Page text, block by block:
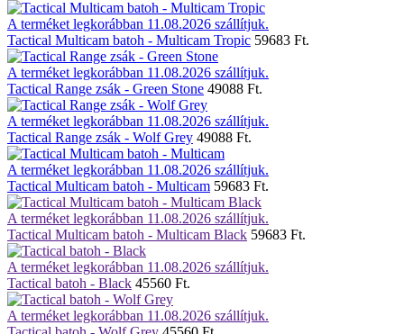
A terméket legkorábban 11.08.2026 szállítjuk.
Tactical Multicam batoh - Multicam Tropic 59683 Ft.
A terméket legkorábban 11.08.2026 szállítjuk.
Tactical Range zsák - Green Stone 49088 Ft.
A terméket legkorábban 11.08.2026 szállítjuk.
Tactical Range zsák - Wolf Grey 49088 Ft.
A terméket legkorábban 11.08.2026 szállítjuk.
Tactical Multicam batoh - Multicam 59683 Ft.
A terméket legkorábban 11.08.2026 szállítjuk.
Tactical Multicam batoh - Multicam Black 59683 Ft.
A terméket legkorábban 11.08.2026 szállítjuk.
Tactical batoh - Black 45560 Ft.
A terméket legkorábban 11.08.2026 szállítjuk.